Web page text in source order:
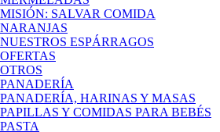
MISIÓN: SALVAR COMIDA
NARANJAS
NUESTROS ESPÁRRAGOS
OFERTAS
OTROS
PANADERÍA
PANADERÍA, HARINAS Y MASAS
PAPILLAS Y COMIDAS PARA BEBÉS
PASTA